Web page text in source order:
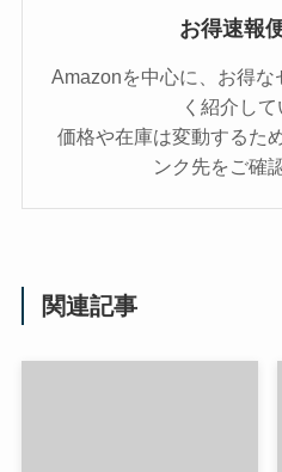
お得速報
Amazonを中心に、お得
く紹介して
価格や在庫は変動するた
ンク先をご確
関連記事